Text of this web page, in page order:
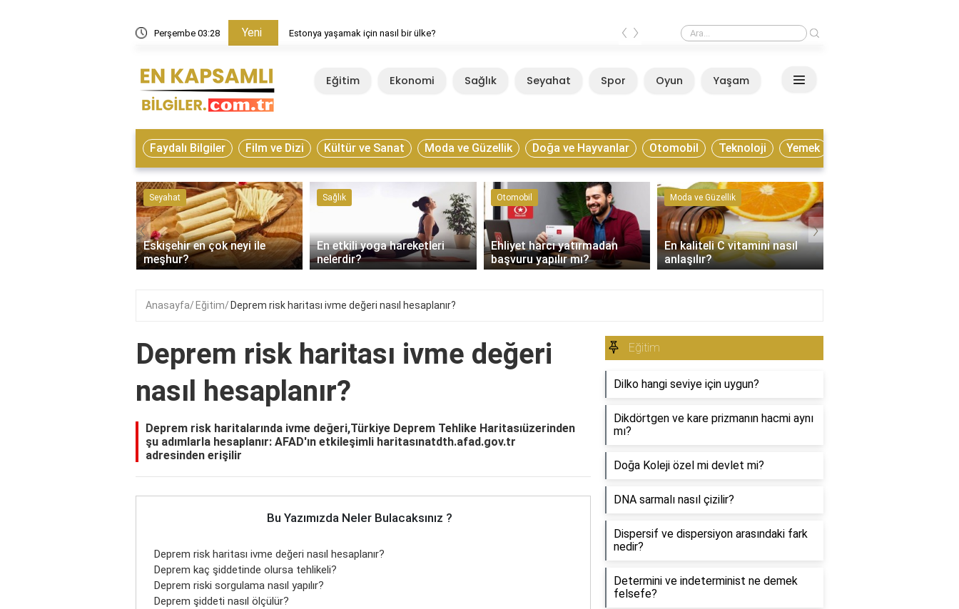
Perşembe 03:28 Yeni Estonya yaşamak için nasıl bir ülke? Estonya yaşamak için nasıl bir ülke?
‹ ›
Eğitim Ekonomi Sağlık Seyahat Spor Oyun Yaşam
Faydalı Bilgiler Film ve Dizi Kültür ve Sanat Moda ve Güzellik Doğa ve Hayvanlar Otomobil Teknoloji Yemek
Seyahat
Eskişehir en çok neyi ile
meşhur?
Sağlık
En etkili yoga hareketleri
nelerdir?
Otomobil
Ehliyet harcı yatırmadan
başvuru yapılır mı?
Moda ve Güzellik
En kaliteli C vitamini nasıl
anlaşılır?
‹ ›
Anasayfa Eğitim Deprem risk haritası ivme değeri nasıl hesaplanır?
Deprem risk haritası ivme değeri
nasıl hesaplanır?
Deprem risk haritalarında ivme değeri,Türkiye Deprem Tehlike Haritasıüzerinden
şu adımlarla hesaplanır: AFAD'ın etkileşimli haritasınatdth.afad.gov.tr
adresinden erişilir
Bu Yazımızda Neler Bulacaksınız ?
Deprem risk haritası ivme değeri nasıl hesaplanır?
Deprem kaç şiddetinde olursa tehlikeli?
Deprem riski sorgulama nasıl yapılır?
Deprem şiddeti nasıl ölçülür?
Eğitim
Dilko hangi seviye için uygun?
Dikdörtgen ve kare prizmanın hacmi aynı
mı?
Doğa Koleji özel mi devlet mi?
DNA sarmalı nasıl çizilir?
Dispersif ve dispersiyon arasındaki fark
nedir?
Determini ve indeterminist ne demek
felsefe?